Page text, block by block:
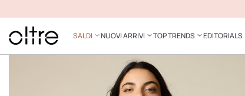
SALDI NUOVI ARRIVI TOP TRENDS EDITORIALS